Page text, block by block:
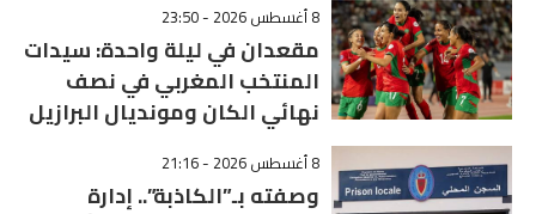
8 أغسطس 2026 - 23:50
مقعدان في ليلة واحدة: سيدات
المنتخب المغربي في نصف
نهائي الكان ومونديال البرازيل
8 أغسطس 2026 - 21:16
وصفته بـ”الكاذبة”.. إدارة